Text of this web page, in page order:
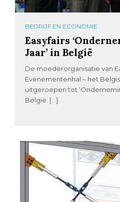
BEDRIJF EN ECONOMIE
Easyfairs
Jaar’ in België
De moederorganisatie van
Evenementenhal – het
uitgeroepen tot
België. […]